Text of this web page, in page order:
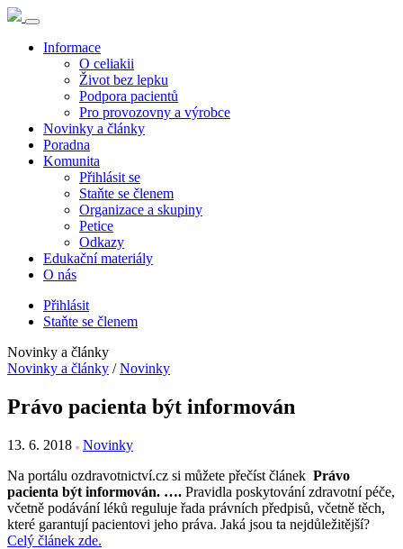
Informace
O celiakii
Život bez lepku
Podpora pacientů
Pro provozovny a výrobce
Novinky a články
Poradna
Komunita
Přihlásit se
Staňte se členem
Organizace a skupiny
Petice
Odkazy
Edukační materiály
O nás
Přihlásit
Staňte se členem
Novinky a články
Novinky a články / Novinky
Právo pacienta být informován
13. 6. 2018
Novinky
Na portálu ozdravotnictví.cz si můžete přečíst článek Právo
pacienta být informován. …. Pravidla poskytování zdravotní péče,
včetně podávání léků reguluje řada právních předpisů, včetně těch,
které garantují pacientovi jeho práva. Jaká jsou ta nejdůležitější?
Celý článek zde.